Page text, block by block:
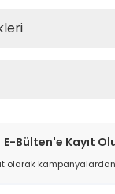
E-Bülten'e Kayıt
olarak